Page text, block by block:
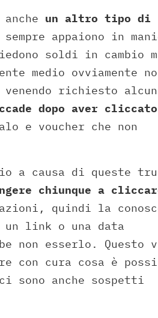
un altro tipo di
sempre appaiono in
soldi in cambio
medio ovviamente
richiesto
dopo aver
e voucher che non
a causa di queste
chiunque a
quindi la
link o una data
non esserlo. Questo
con cura cosa è
sono anche sospetti